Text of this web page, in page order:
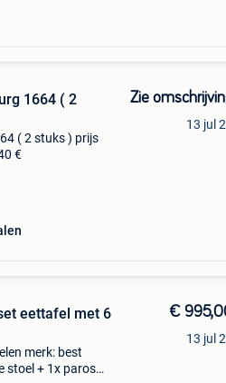
1664 ( 2
( 2 stuks ) prijs
€
Zie
13 jul
eettafel met 6
merk: best
stoel + 1x paros
€
13 jul